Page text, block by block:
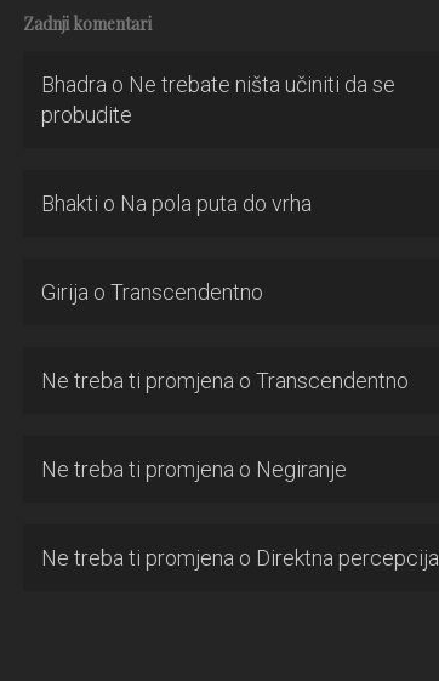
Zadnji komentari
Bhadra o Ne trebate ništa učiniti da se
probudite
Bhakti o Na pola puta do vrha
Girija o Transcendentno
Ne treba ti promjena o Transcendentno
Ne treba ti promjena o Negiranje
Ne treba ti promjena o Direktna percepcija